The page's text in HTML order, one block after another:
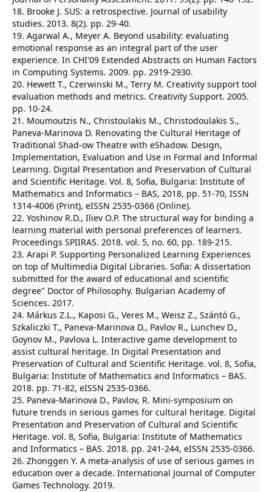
18. Brooke J. SUS: a retrospective. Journal of usability
studies. 2013. 8(2). pp. 29-40.
19. Agarwal A., Meyer A. Beyond usability: evaluating
emotional response as an integral part of the user
experience. In CHI'09 Extended Abstracts on Human Factors
in Computing Systems. 2009. pp. 2919-2930.
20. Hewett T., Czerwinski M., Terry M. Creativity support tool
evaluation methods and metrics. Creativity Support. 2005.
pp. 10-24.
21. Moumoutzis N., Christoulakis M., Christodoulakis S.,
Paneva-Marinova D. Renovating the Cultural Heritage of
Traditional Shad-ow Theatre with eShadow. Design,
Implementation, Evaluation and Use in Formal and Informal
Learning. Digital Presentation and Preservation of Cultural
and Scientific Heritage. Vol. 8, Sofia, Bulgaria: Institute of
Mathematics and Informatics – BAS, 2018, pp. 51-70, ISSN
1314-4006 (Print), eISSN 2535-0366 (Online).
22. Yoshinov R.D., Iliev O.P. The structural way for binding a
learning material with personal preferences of learners.
Proceedings SPIIRAS. 2018. vol. 5, no. 60, pp. 189-215.
23. Arapi P. Supporting Personalized Learning Experiences
on top of Multimedia Digital Libraries. Sofia: A dissertation
submitted for the award of educational and scientific
degree" Doctor of Philosophy. Bulgarian Academy of
Sciences. 2017.
24. Márkus Z.L., Kaposi G., Veres M., Weisz Z., Szántó G.,
Szkaliczki T., Paneva-Marinova D., Pavlov R., Lunchev D.,
Goynov M., Pavlova L. Interactive game development to
assist cultural heritage. In Digital Presentation and
Preservation of Cultural and Scientific Heritage. vol. 8, Sofia,
Bulgaria: Institute of Mathematics and Informatics – BAS.
2018. pp. 71-82, eISSN 2535-0366.
25. Paneva-Marinova D., Pavlov, R. Mini-symposium on
future trends in serious games for cultural heritage. Digital
Presentation and Preservation of Cultural and Scientific
Heritage. vol. 8, Sofia, Bulgaria: Institute of Mathematics
and Informatics – BAS. 2018. pp. 241-244, eISSN 2535-0366.
26. Zhonggen Y. A meta-analysis of use of serious games in
education over a decade. International Journal of Computer
Games Technology. 2019.